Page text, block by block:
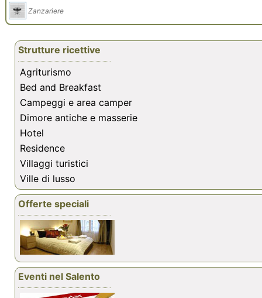
Zanzariere
Strutture ricettive
Agriturismo
Bed and Breakfast
Campeggi e area camper
Dimore antiche e masserie
Hotel
Residence
Villaggi turistici
Ville di lusso
Offerte speciali
Eventi nel Salento